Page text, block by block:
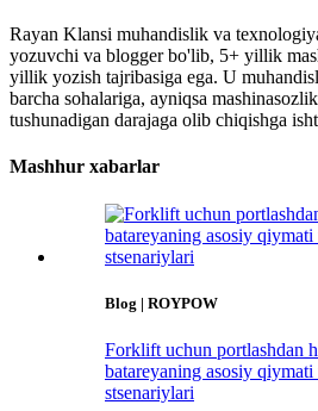
Rayan Klansi muhandislik va
yozuvchi va blogger bo'lib, 5+ yillik
yillik yozish tajribasiga ega. U
barcha sohalariga, ayniqsa
tushunadigan darajaga olib chiqishga
Mashhur xabarlar
Blog | ROYPOW
Forklift uchun portlashdan
batareyaning asosiy
stsenariylari